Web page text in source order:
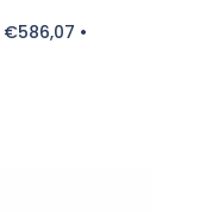
€586,07 •